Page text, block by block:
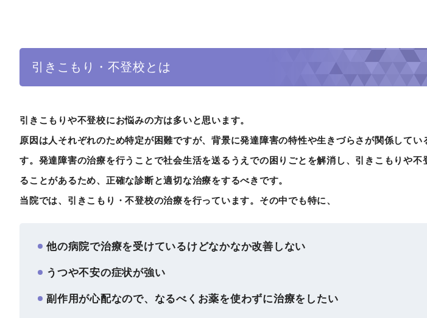
引きこもり・不登校とは
引きこもりや不登校にお悩みの方は多いと思います。
原因は人それぞれのため特定が困難ですが、背景に発達障害の特性や生きづらさが関係してい
す。発達障害の治療を行うことで社会生活を送るうえでの困りごとを解消し、引きこもりや不
ることがあるため、正確な診断と適切な治療をするべきです。
当院では、引きこもり・不登校の治療を行っています。その中でも特に、
他の病院で治療を受けているけどなかなか改善しない
うつや不安の症状が強い
副作用が心配なので、なるべくお薬を使わずに治療をしたい